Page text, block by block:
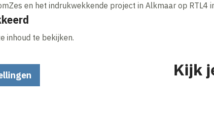
en het indrukwekkende project in Alkmaar op RTL4
inhoud te bekijken.
Kijk